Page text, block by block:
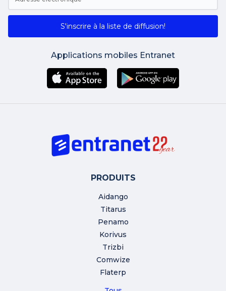
S'inscrire à la liste de diffusion!
Applications mobiles Entranet
PRODUITS
Aidango
Titarus
Penamo
Korivus
Trizbi
Comwize
Flaterp